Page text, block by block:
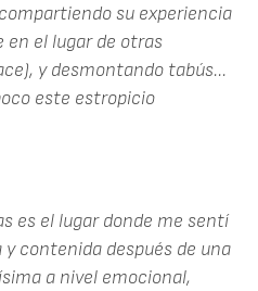
su experiencia
en el lugar de otras
y desmontando tabús...
este estropicio
es el lugar donde me sentí
contenida después de una
a nivel emocional,